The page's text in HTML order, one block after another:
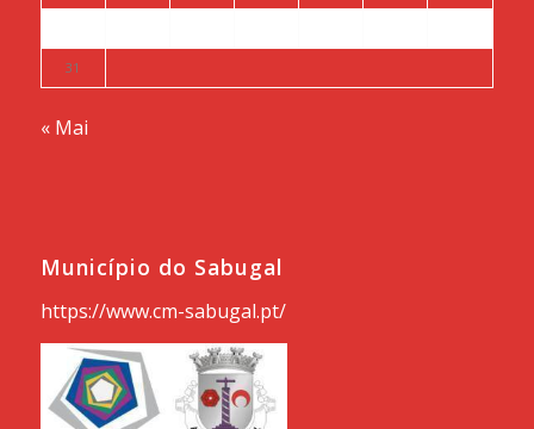
31
« Mai
Município do Sabugal
https://www.cm-sabugal.pt/